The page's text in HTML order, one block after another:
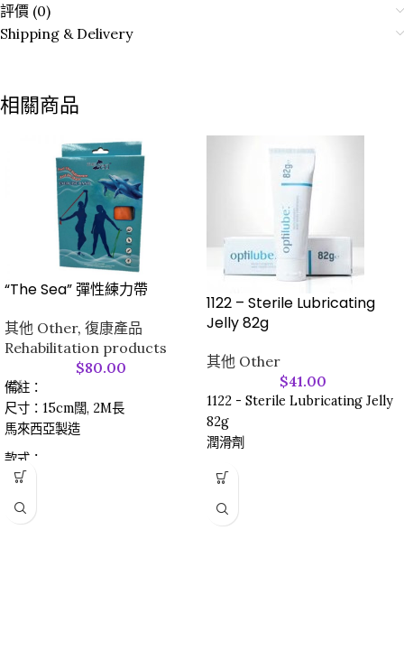
評價 (0)
Shipping & Delivery
相關商品
“The Sea” 彈性練力帶
其他 Other, 復康產品
Rehabilitation products
$80.00
備註：
尺寸：15cm闊, 2M長
馬來西亞製造
款式：
0.25 Thick 厚 (Green 綠色)
1122 – Sterile Lubricating
Jelly 82g
其他 Other
$41.00
1122 - Sterile Lubricating Jelly
82g
潤滑劑